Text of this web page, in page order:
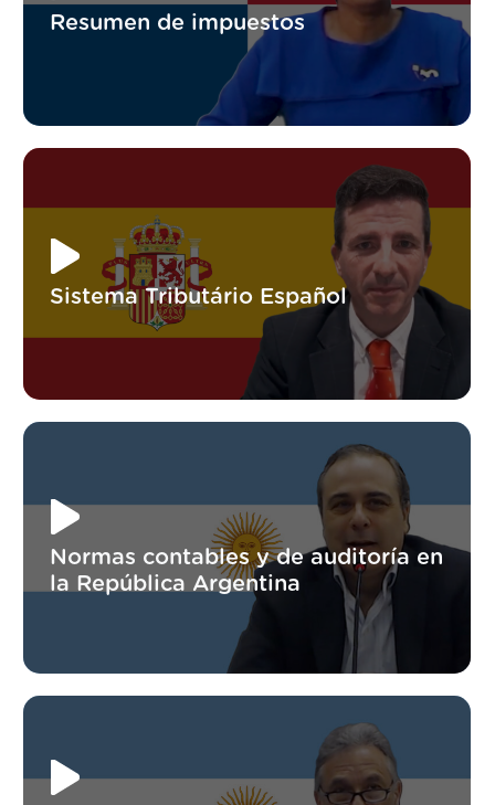
Resumen de impuestos
Sistema Tributário Español
Normas contables y de auditoría en
la República Argentina